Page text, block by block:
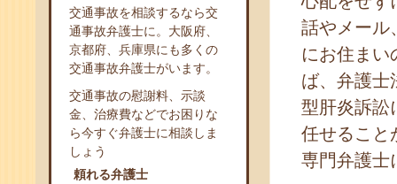
交通事故を相談するなら交
通事故弁護士に。大阪府、
京都府、兵庫県にも多くの
交通事故弁護士がいます。
交通事故の慰謝料、示談
金、治療費などでお困りな
ら今すぐ弁護士に相談しま
しょう
頼れる弁護士
話やメール
にお住まい
ば、弁護士
型肝炎訴訟
任せること
専門弁護士